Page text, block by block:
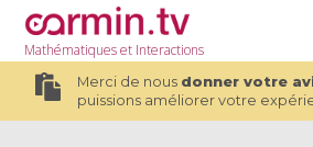
Mathématiqueset Interactions
Merci de nous donner votre
puissions améliorer votre